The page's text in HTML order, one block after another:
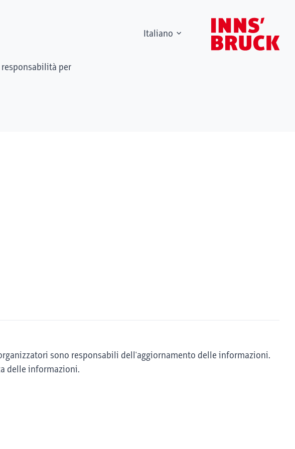
Italiano
responsabilità per
sono responsabili dell'aggiornamento delle informazioni.
delle informazioni.